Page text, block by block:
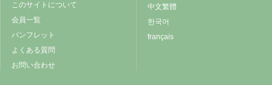
このサイトについて
会員一覧
パンフレット
よくある質問
お問い合わせ
中文繁體
한국어
français